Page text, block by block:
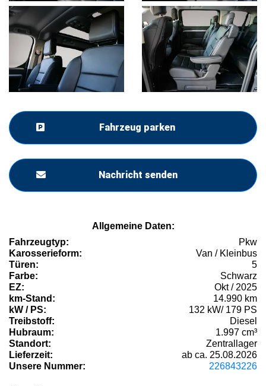
Fahrzeug parken
Nachricht senden
Allgemeine Daten:
Fahrzeugtyp:
Pkw
Karosserieform:
Van / Kleinbus
Türen:
5
Farbe:
Schwarz
EZ:
Okt / 2025
km-Stand:
14.990 km
kW / PS:
132 kW/ 179 PS
Treibstoff:
Diesel
Hubraum:
1.997 cm³
Standort:
Zentrallager
Lieferzeit:
ab ca. 25.08.2026
Unsere Nummer:
226843226